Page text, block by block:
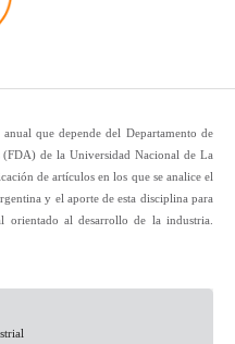
que depende del Departamento de
de la Universidad Nacional de La
de artículos en los que se analice el
y el aporte de esta disciplina para
orientado al desarrollo de la industria.